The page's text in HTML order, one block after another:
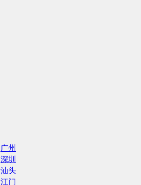
广州
深圳
汕头
江门